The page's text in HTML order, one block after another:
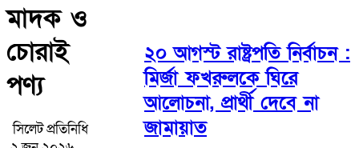
মাদক ও
চোরাই
পণ্য
সিলেট প্রতিনিধি
২০ আগস্ট রাষ্ট্রপতি নির্বাচন :
মির্জা ফখরুলকে ঘিরে
আলোচনা, প্রার্থী দেবে না
জামায়াত